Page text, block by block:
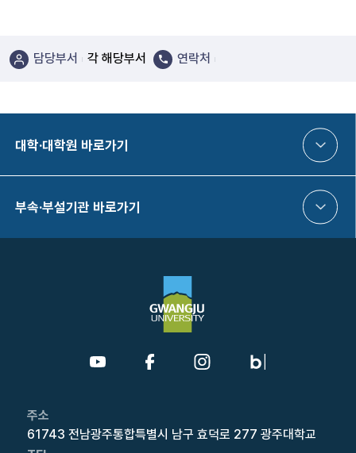
담당부서 각 해당부서 연락처
대학·대학원 바로가기
부속·부설기관 바로가기
주소
61743 전남광주통합특별시 남구 효덕로 277 광주대학교